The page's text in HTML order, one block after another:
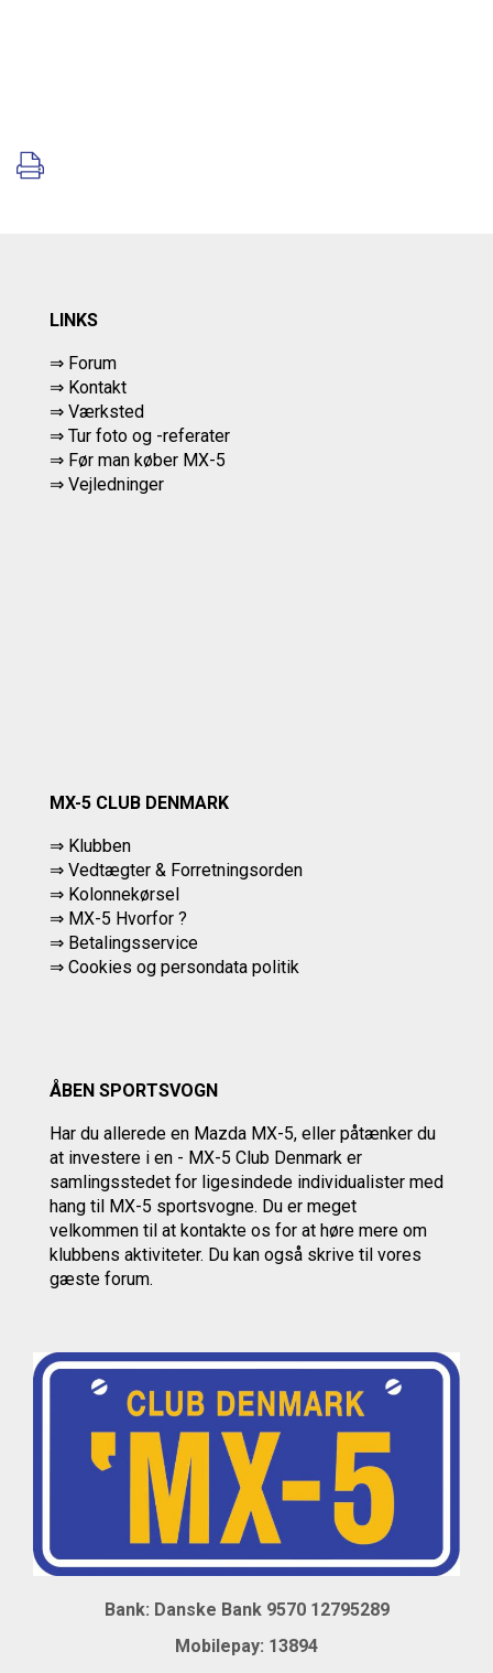
LINKS
⇒ Forum
⇒ Kontakt
⇒ Værksted
⇒ Tur foto og -referater
⇒ Før man køber MX-5
⇒ Vejledninger
MX-5 CLUB DENMARK
⇒ Klubben
⇒ Vedtægter & Forretningsorden
⇒ Kolonnekørsel
⇒ MX-5 Hvorfor ?
⇒ Betalingsservice
⇒ Cookies og persondata politik
ÅBEN SPORTSVOGN
Har du allerede en Mazda MX-5, eller påtænker du
at investere i en - MX-5 Club Denmark er
samlingsstedet for ligesindede individualister med
hang til MX-5 sportsvogne. Du er meget
velkommen til at kontakte os for at høre mere om
klubbens aktiviteter. Du kan også skrive til vores
gæste forum.
Bank: Danske Bank 9570 12795289
Mobilepay: 13894